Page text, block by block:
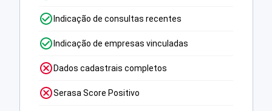
Indicação de consultas recentes
Indicação de empresas vinculadas
Dados cadastrais completos
Serasa Score Positivo